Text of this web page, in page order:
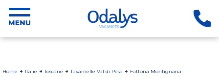
Home Italië Toscane Tavarnelle Val di Pesa Fattoria Montignana